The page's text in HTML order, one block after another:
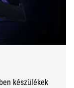
készülékek